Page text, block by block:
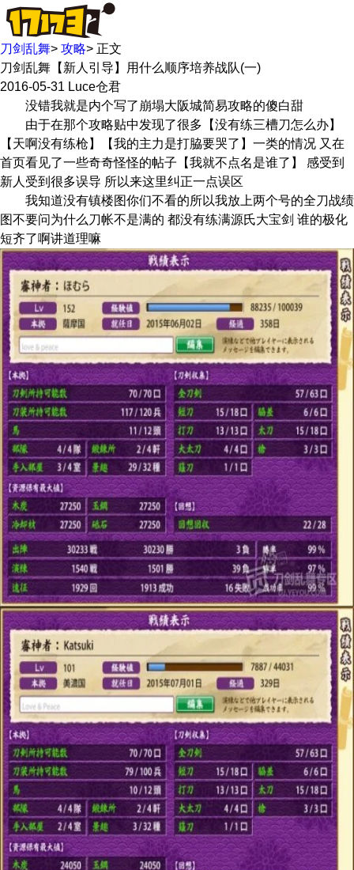
刀剑乱舞> 攻略> 正文
刀剑乱舞【新人引导】用什么顺序培养战队(一)
2016-05-31 Luce仓君
没错我就是内个写了崩塌大阪城简易攻略的傻白甜
由于在那个攻略贴中发现了很多【没有练三槽刀怎么办】
【天啊没有练枪】【我的主力是打脇要哭了】一类的情况 又在
首页看见了一些奇奇怪怪的帖子【我就不点名是谁了】 感受到
新人受到很多误导 所以来这里纠正一点误区
我知道没有镇楼图你们不看的所以我放上两个号的全刀战绩
图不要问为什么刀帐不是满的 都没有练满源氏大宝剑 谁的极化
短齐了啊讲道理嘛